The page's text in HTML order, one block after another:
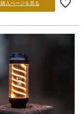
購入ページを見る